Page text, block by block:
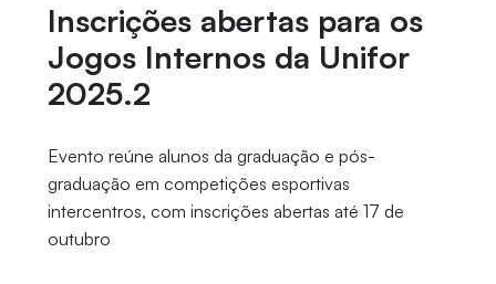
Inscrições abertas para os
Jogos Internos da Unifor
2025.2
Evento reúne alunos da graduação e pós-
graduação em competições esportivas
intercentros, com inscrições abertas até 17 de
outubro